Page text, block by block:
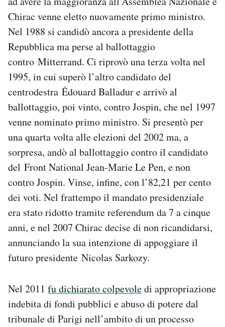
Chirac venne eletto nuovamente primo ministro.
Nel 1988 si candidò ancora a presidente della
Repubblica ma perse al ballottaggio
contro Mitterrand. Ci riprovò una terza volta nel
1995, in cui superò l’altro candidato del
centrodestra Édouard Balladur e arrivò al
ballottaggio, poi vinto, contro Jospin, che nel 1997
venne nominato primo ministro. Si presentò per
una quarta volta alle elezioni del 2002 ma, a
sorpresa, andò al ballottaggio contro il candidato
del Front National Jean-Marie Le Pen, e non
contro Jospin. Vinse, infine, con l’82,21 per cento
dei voti. Nel frattempo il mandato presidenziale
era stato ridotto tramite referendum da 7 a cinque
anni, e nel 2007 Chirac decise di non ricandidarsi,
annunciando la sua intenzione di appoggiare il
futuro presidente Nicolas Sarkozy.
Nel 2011 fu dichiarato colpevoledi appropriazione
indebita di fondi pubblici e abuso di potere dal
tribunale di Parigi nell’ambito di un processo